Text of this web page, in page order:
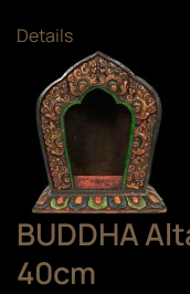
Details
BUDDHA
40cm